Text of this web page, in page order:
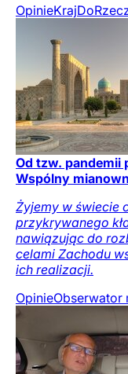
OpinieKraj
Od tzw. pandemii
Wspólny
Żyjemy w świecie
przykrywanego
nawiązując do
celami Zachodu
ich realizacji.
OpinieObserwator